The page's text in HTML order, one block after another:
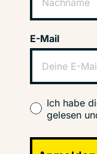
E-Mail
Ich habe
gelesen